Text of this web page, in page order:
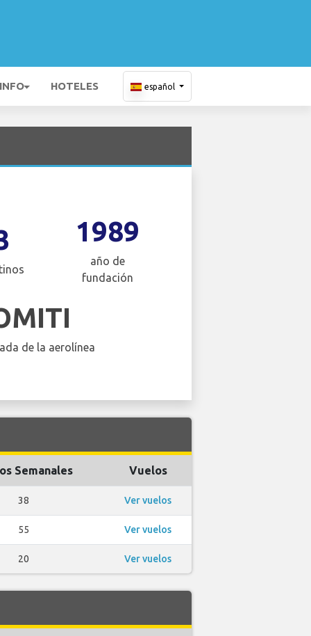
HOTELES español
1989
año de
fundación
de la aerolínea
Semanales Vuelos
38 Ver vuelos
55 Ver vuelos
20 Ver vuelos